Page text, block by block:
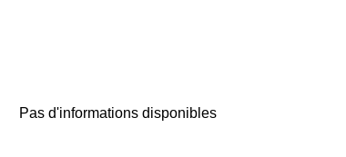
Pas d'informations disponibles